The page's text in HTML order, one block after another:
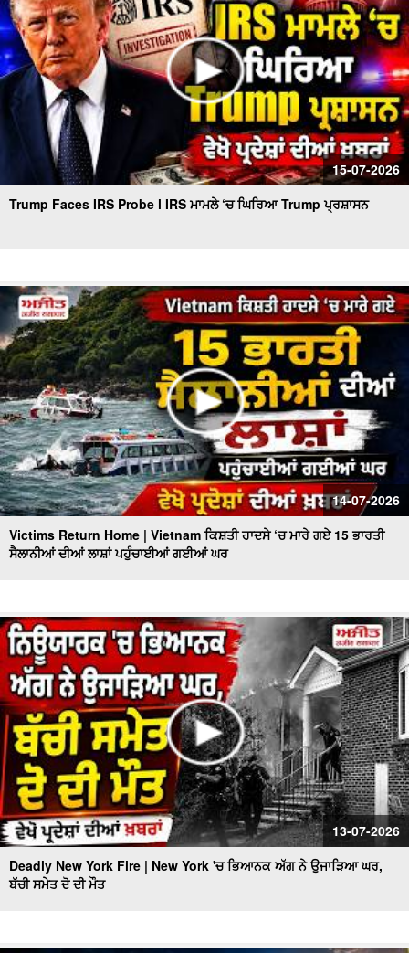
15-07-2026
Trump Faces IRS Probe l IRS ਮਾਮਲੇ ‘ਚ ਘਿਰਿਆ Trump ਪ੍ਰਸ਼ਾਸਨ
14-07-2026
Victims Return Home | Vietnam ਕਿਸ਼ਤੀ ਹਾਦਸੇ ‘ਚ ਮਾਰੇ ਗਏ 15 ਭਾਰਤੀ
ਸੈਲਾਨੀਆਂ ਦੀਆਂ ਲਾਸ਼ਾਂ ਪਹੁੰਚਾਈਆਂ ਗਈਆਂ ਘਰ
13-07-2026
Deadly New York Fire | New York 'ਚ ਭਿਆਨਕ ਅੱਗ ਨੇ ਉਜਾੜਿਆ ਘਰ,
ਬੱਚੀ ਸਮੇਤ ਦੋ ਦੀ ਮੌਤ